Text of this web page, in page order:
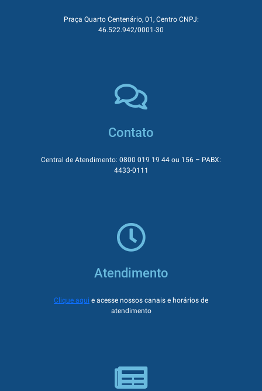
Praça Quarto Centenário, 01, Centro CNPJ:
46.522.942/0001-30
Contato
Central de Atendimento: 0800 019 19 44 ou 156 – PABX:
4433-0111
Atendimento
Clique aqui e acesse nossos canais e horários de
atendimento